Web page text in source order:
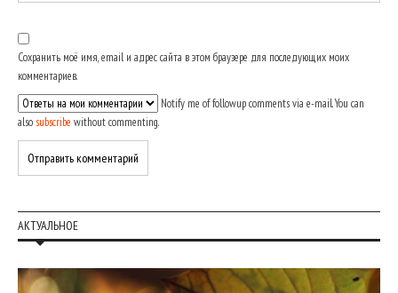
Сохранить моё имя, email и адрес сайта в этом браузере для последующих моих
комментариев.
Notify me of followup comments via e-mail. You can
also subscribe without commenting.
АКТУАЛЬНОЕ